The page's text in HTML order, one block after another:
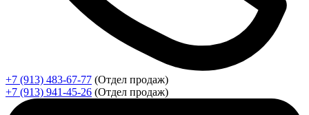
+7 (913) 483-67-77 (Отдел продаж)
+7 (913) 941-45-26 (Отдел продаж)